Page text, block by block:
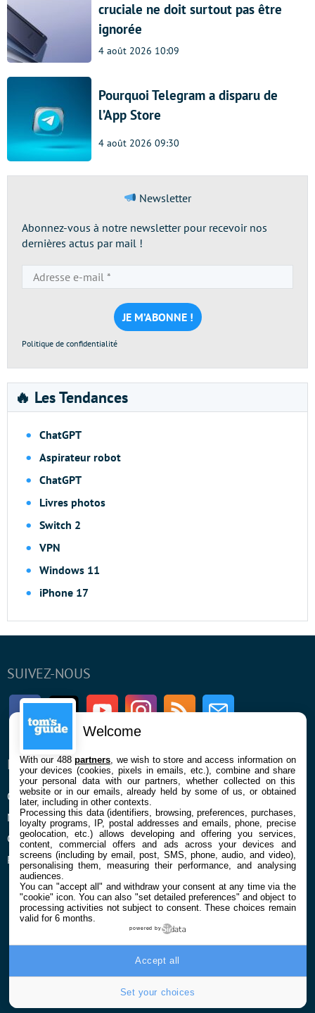
cruciale ne doit surtout pas être
ignorée
4 août 2026 10:09
Pourquoi Telegram a disparu de
l’App Store
4 août 2026 09:30
Newsletter
Abonnez-vous à notre newsletter pour recevoir nos
dernières actus par mail !
e-
mail
*
Politique de confidentialité
🔥 Les Tendances
ChatGPT
Aspirateur robot
ChatGPT
Livres photos
Switch 2
VPN
Windows 11
iPhone 17
SUIVEZ-NOUS
FacebookTwitter Youtube InstagramRSS Newsletter
ENTREPRISE
Qui sommes nous
Mentions légales et CGU
Confidentialité et Cookies
Préférences cookies
À PROPOS
La rédaction
Contact
Welcome
With our 488partners , we wish to store and access information on
your devices (cookies, pixels in emails, etc.), combine and share
your personal data with our partners, whether collected on this
website or in our emails, already held by some of us, or obtained
later, including in other contexts.
Processing this data (identifiers, browsing, preferences, purchases,
loyalty programs, IP, postal addresses and emails, phone, precise
geolocation, etc.) allows developing and offering you services,
content, commercial offers and ads across your devices and
screens (including by email, post, SMS, phone, audio, and video),
personalising them, measuring their performance, and analysing
audiences.
You can "accept all" and withdraw your consent at any time via the
"cookie" icon. You can also "set detailed preferences" and object to
processing activities not subject to consent. These choices remain
valid for 6 months.
powered by
Set your choices
Accept all